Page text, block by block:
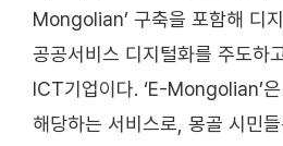
Mongolian’ 구축을 포함해 디
공공서비스 디지털화를 주도하
ICT기업이다. ‘E-Mongolian’은
해당하는 서비스로, 몽골 시민들